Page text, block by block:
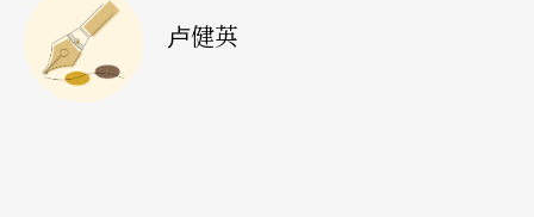
者的功课有很大的部分是静坐、瑜珈、呼吸、放
松，「放弃掉大脑从小被灌输的习性，包括你是被
卢健英